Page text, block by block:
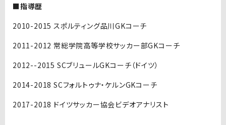
■指導歴
2010-2015 スポルティング品川GKコーチ
2011-2012 常総学院高等学校サッカー部GKコーチ
2012--2015 SCブリュールGKコーチ（ドイツ）
2014-2018 SCフォルトゥナ・ケルンGKコーチ
2017-2018 ドイツサッカー協会ビデオアナリスト